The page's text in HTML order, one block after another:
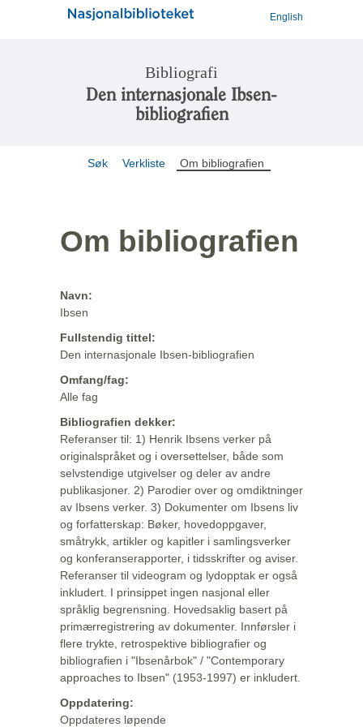
English
Bibliografi
Den internasjonale Ibsen-
bibliografien
Søk Verkliste Om bibliografien
Om bibliografien
Navn:
Ibsen
Fullstendig tittel:
Den internasjonale Ibsen-bibliografien
Omfang/fag:
Alle fag
Bibliografien dekker:
Referanser til: 1) Henrik Ibsens verker på
originalspråket og i oversettelser, både som
selvstendige utgivelser og deler av andre
publikasjoner. 2) Parodier over og omdiktninger
av Ibsens verker. 3) Dokumenter om Ibsens liv
og forfatterskap: Bøker, hovedoppgaver,
småtrykk, artikler og kapitler i samlingsverker
og konferanserapporter, i tidsskrifter og aviser.
Referanser til videogram og lydopptak er også
inkludert. I prinsippet ingen nasjonal eller
språklig begrensning. Hovedsaklig basert på
primærregistrering av dokumenter. Innførsler i
flere trykte, retrospektive bibliografier og
bibliografien i "Ibsenårbok" / "Contemporary
approaches to Ibsen" (1953-1997) er inkludert.
Oppdatering:
Oppdateres løpende